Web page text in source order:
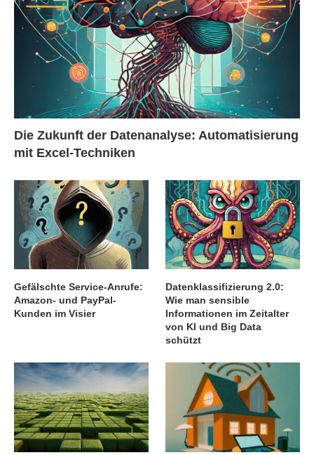
Die Zukunft der Datenanalyse: Automatisierung
mit Excel-Techniken
Gefälschte Service-Anrufe:
Amazon- und PayPal-
Kunden im Visier
Datenklassifizierung 2.0:
Wie man sensible
Informationen im Zeitalter
von KI und Big Data
schützt